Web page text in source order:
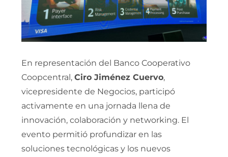
En representación del Banco Cooperativo
Coopcentral, Ciro Jiménez Cuervo,
vicepresidente de Negocios, participó
activamente en una jornada llena de
innovación, colaboración y networking. El
evento permitió profundizar en las
soluciones tecnológicas y los nuevos